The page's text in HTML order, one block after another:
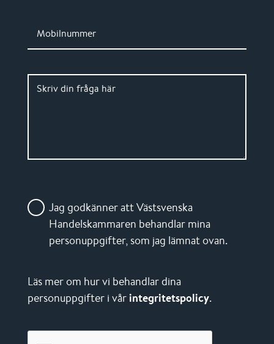
Mobilnummer
Skriv din fråga här
Jag godkänner att Västsvenska
Handelskammaren behandlar mina
personuppgifter, som jag lämnat ovan.
Läs mer om hur vi behandlar dina
personuppgifter i vårintegritetspolicy.